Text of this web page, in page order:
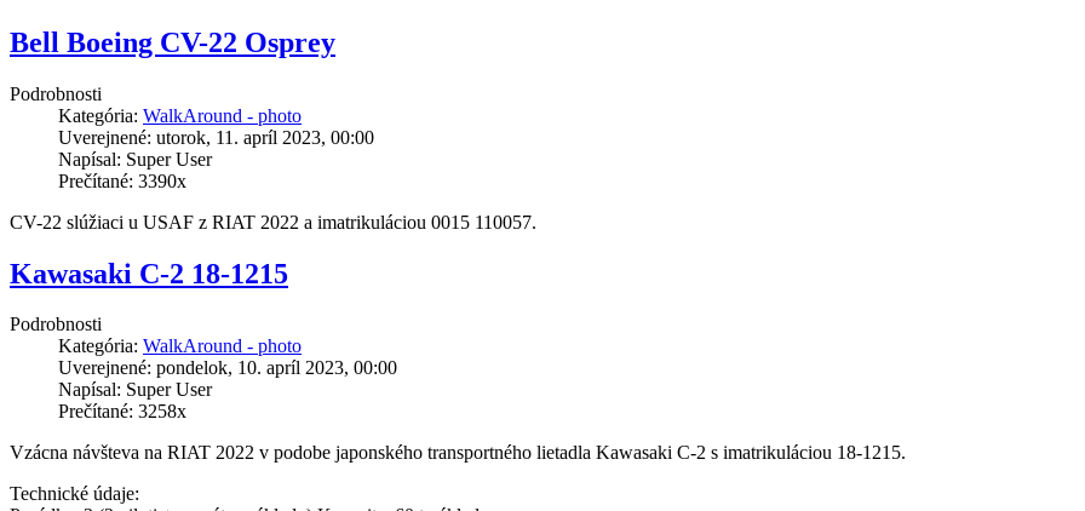
Bell Boeing CV-22 Osprey
Podrobnosti
Kategória: WalkAround - photo
Uverejnené: utorok, 11. apríl 2023, 00:00
Napísal: Super User
Prečítané: 3390x
CV-22 slúžiaci u USAF z RIAT 2022 a imatrikuláciou 0015 110057.
Kawasaki C-2 18-1215
Podrobnosti
Kategória: WalkAround - photo
Uverejnené: pondelok, 10. apríl 2023, 00:00
Napísal: Super User
Prečítané: 3258x
Vzácna návšteva na RIAT 2022 v podobe japonského transportného lietadla Kawasaki C-2 s imatrikuláciou 18-1215.
Technické údaje: